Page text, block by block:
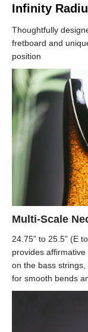
Infinity
Thoughtfully
fretboard and
position
Multi-Scale
24.75” to 25.5” (E
provides
on the bass
for smooth bends